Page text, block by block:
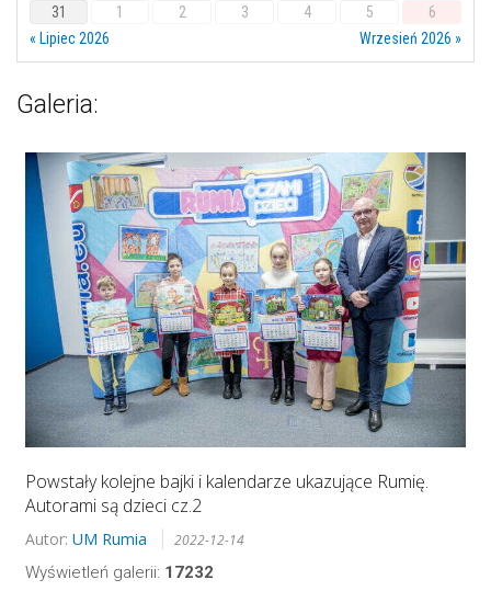
31
1 2 3 4 5
6
« Lipiec 2026
Wrzesień 2026 »
Galeria:
Powstały kolejne bajki i kalendarze ukazujące Rumię.
Autorami są dzieci cz.2
Autor: UM Rumia 2022-12-14
Wyświetleń galerii: 17232